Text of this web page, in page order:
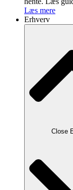
Læs mere
Erhverv
Close